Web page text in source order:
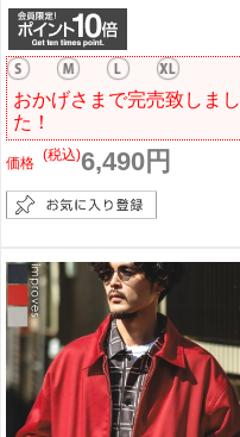
おかげさまで完売致しまし
た！
価格 6,490円
(税込)